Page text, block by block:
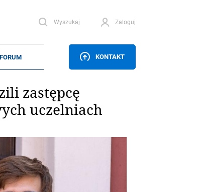
Wyszukaj Zaloguj
KONTAKT
zastępcę
uczelniach